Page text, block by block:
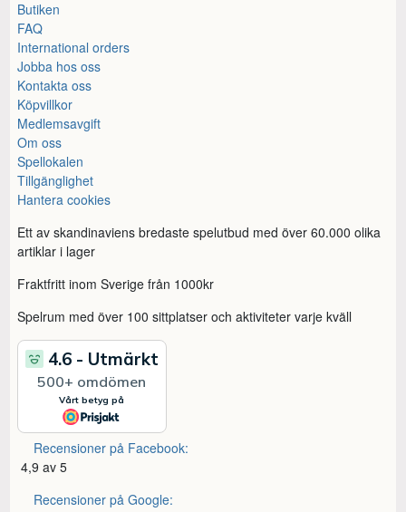
Butiken
FAQ
International orders
Jobba hos oss
Kontakta oss
Köpvillkor
Medlemsavgift
Om oss
Spellokalen
Tillgänglighet
Hantera cookies
Ett av skandinaviens bredaste spelutbud med över 60.000 olika
artiklar i lager
Fraktfritt inom Sverige från 1000kr
Spelrum med över 100 sittplatser och aktiviteter varje kväll
Recensioner på Facebook:
4,9 av 5
Recensioner på Google: